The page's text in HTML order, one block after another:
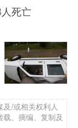
死亡
及/或相关权利人
、摘编、复制及